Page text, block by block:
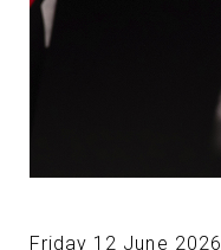
Friday 12 June 2026